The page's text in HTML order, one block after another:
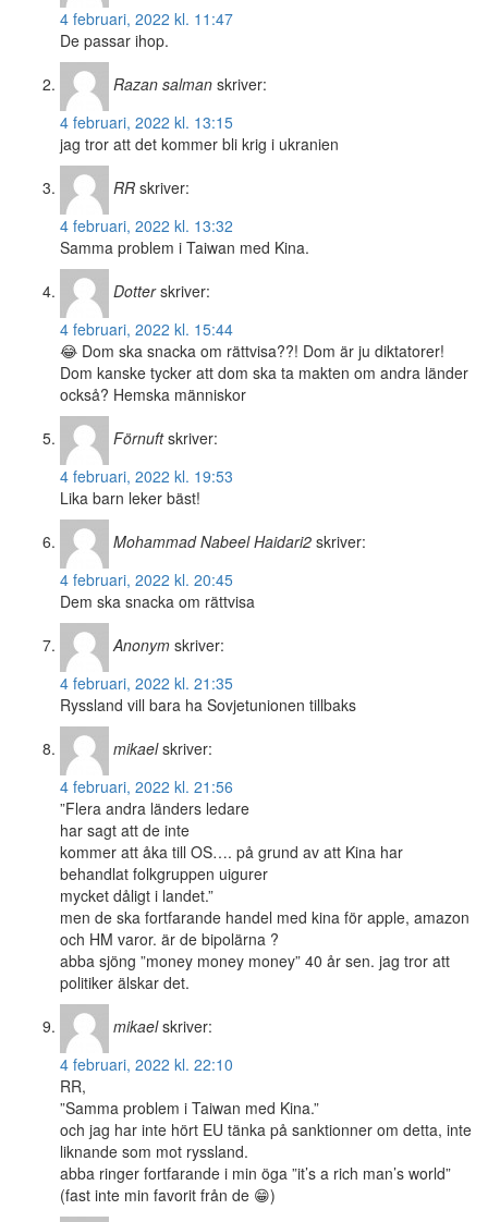
4 februari, 2022 kl. 11:47
De passar ihop.
Razan salman skriver:
4 februari, 2022 kl. 13:15
jag tror att det kommer bli krig i ukranien
RR skriver:
4 februari, 2022 kl. 13:32
Samma problem i Taiwan med Kina.
Dotter skriver:
4 februari, 2022 kl. 15:44
😂 Dom ska snacka om rättvisa??! Dom är ju diktatorer!
Dom kanske tycker att dom ska ta makten om andra länder
också? Hemska människor
Förnuft skriver:
4 februari, 2022 kl. 19:53
Lika barn leker bäst!
Mohammad Nabeel Haidari2 skriver:
4 februari, 2022 kl. 20:45
Dem ska snacka om rättvisa
Anonym skriver:
4 februari, 2022 kl. 21:35
Ryssland vill bara ha Sovjetunionen tillbaks
mikael skriver:
4 februari, 2022 kl. 21:56
”Flera andra länders ledare
har sagt att de inte
kommer att åka till OS…. på grund av att Kina har
behandlat folkgruppen uigurer
mycket dåligt i landet.”
men de ska fortfarande handel med kina för apple, amazon
och HM varor. är de bipolärna ?
abba sjöng ”money money money” 40 år sen. jag tror att
politiker älskar det.
mikael skriver:
4 februari, 2022 kl. 22:10
RR,
”Samma problem i Taiwan med Kina.”
och jag har inte hört EU tänka på sanktionner om detta, inte
liknande som mot ryssland.
abba ringer fortfarande i min öga ”it’s a rich man’s world”
(fast inte min favorit från de 😁)